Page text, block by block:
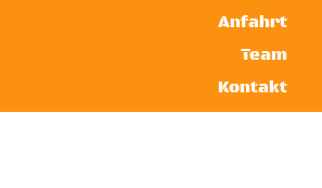
Anfahrt
Team
Kontakt